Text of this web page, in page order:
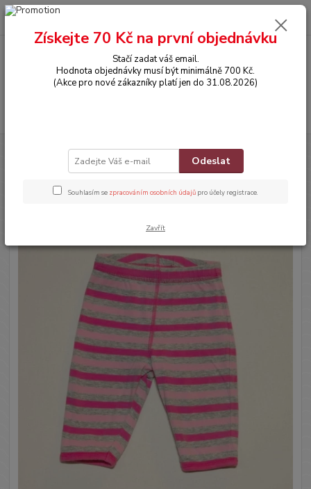
0,00 Kč
OBLEČENÍ Tepláčky
Tepláčky
Získejte 70 Kč na první objednávku
Stačí zadat váš email.
Hodnota objednávky musí být minimálně 700 Kč.
(Akce pro nové zákazníky platí jen do 31.08.2026)
Odeslat
Souhlasím se zpracováním osobních údajů pro účely registrace.
Zavřít